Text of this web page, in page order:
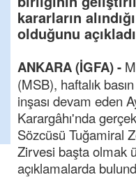
kararların
olduğunu
ANKARA (İGFA) -
(MSB), haftalık
inşası devam eden
Karargâhı'nda
Sözcüsü Tuğamiral
Zirvesi başta olmak
açıklamalarda